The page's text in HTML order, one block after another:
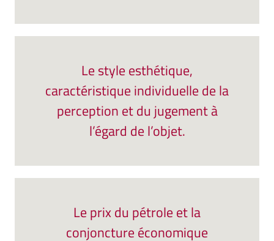
Le style esthétique,
caractéristique individuelle de la
perception et du jugement à
l’égard de l’objet.
Le prix du pétrole et la
conjoncture économique